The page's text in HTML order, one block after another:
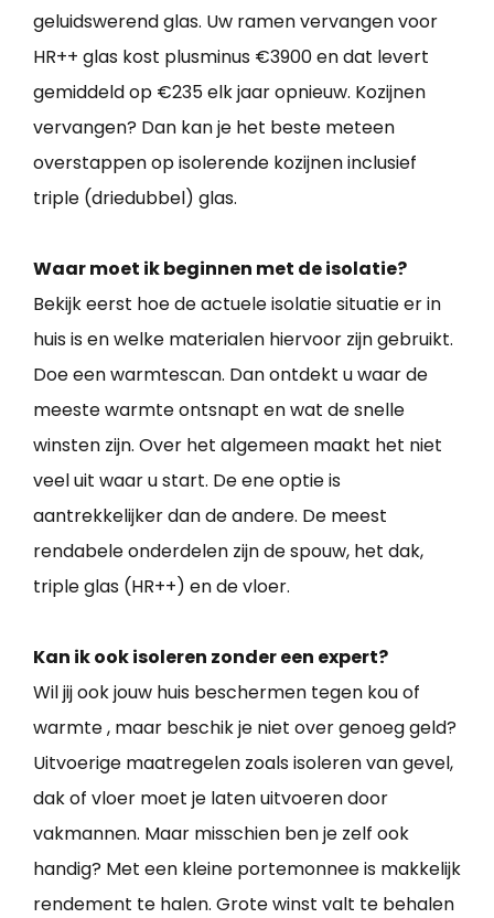
geluidswerend glas. Uw ramen vervangen voor
HR++ glas kost plusminus €3900 en dat levert
gemiddeld op €235 elk jaar opnieuw. Kozijnen
vervangen? Dan kan je het beste meteen
overstappen op isolerende kozijnen inclusief
triple (driedubbel) glas.
Waar moet ik beginnen met de isolatie?
Bekijk eerst hoe de actuele isolatie situatie er in
huis is en welke materialen hiervoor zijn gebruikt.
Doe een warmtescan. Dan ontdekt u waar de
meeste warmte ontsnapt en wat de snelle
winsten zijn. Over het algemeen maakt het niet
veel uit waar u start. De ene optie is
aantrekkelijker dan de andere. De meest
rendabele onderdelen zijn de spouw, het dak,
triple glas (HR++) en de vloer.
Kan ik ook isoleren zonder een expert?
Wil jij ook jouw huis beschermen tegen kou of
warmte , maar beschik je niet over genoeg geld?
Uitvoerige maatregelen zoals isoleren van gevel,
dak of vloer moet je laten uitvoeren door
vakmannen. Maar misschien ben je zelf ook
handig? Met een kleine portemonnee is makkelijk
rendement te halen. Grote winst valt te behalen